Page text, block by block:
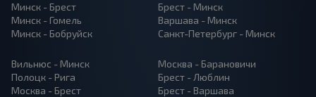
Минск - Брест
Минск - Гомель
Минск - Бобруйск
Брест - Минск
Варшава - Минск
Санкт-Петербург - Минск
Вильнюс - Минск
Полоцк - Рига
Москва - Брест
Москва - Барановичи
Брест - Люблин
Брест - Варшава